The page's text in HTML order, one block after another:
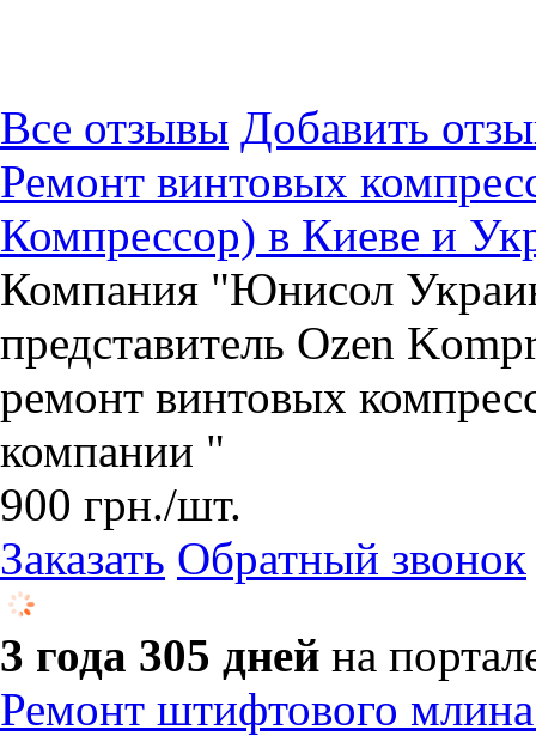
Все отзывы Добавить
Ремонт винтовых
Компрессор) в Киеве и
Компания "Юнисол
представитель Ozen
ремонт винтовых
компании "
900 грн./шт.
Заказать Обратный звонок
3 года 305 дней на
Ремонт штифтового